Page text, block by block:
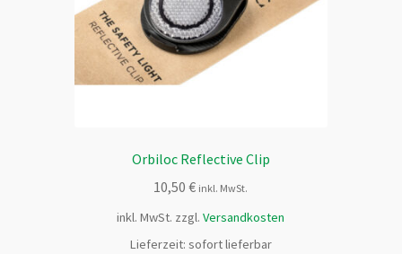
Orbiloc Reflective Clip
10,50€ inkl. MwSt.
inkl. MwSt. zzgl.Versandkosten
Lieferzeit: sofort lieferbar